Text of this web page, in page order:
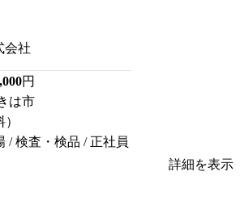
会社
円
は市
/ 検査・検品 / 正社員
詳細を表示